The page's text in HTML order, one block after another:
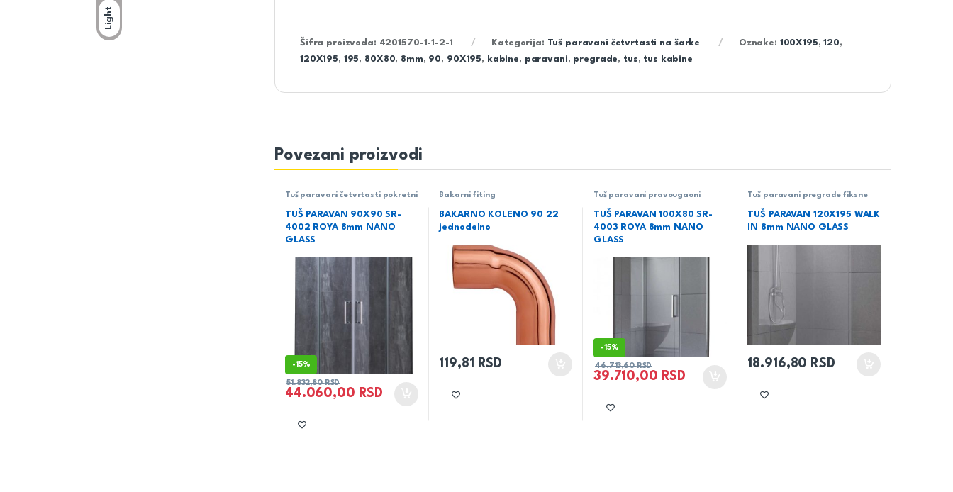
Light
Šifra proizvoda: 4201570-1-1-2-1 Kategorija: Tuš paravani četvrtasti na šarke Oznake: 100X195,120,
120X195, 195, 80X80, 8mm, 90, 90X195, kabine, paravani, pregrade, tus, tus kabine
Povezani proizvodi
Tuš paravani četvrtasti pokretni
TUŠ PARAVAN 90X90 SR-
4002 ROYA 8mm NANO
GLASS
-15%
44.060,00 RSD
51.832,80RSD
Bakarni fiting
BAKARNO KOLENO 90 22
jednodelno
119,81 RSD
Tuš paravani pravougaoni
TUŠ PARAVAN 100X80 SR-
4003 ROYA 8mm NANO
GLASS
-15%
39.710,00 RSD
46.713,60RSD
Tuš paravani pregrade fiksne
TUŠ PARAVAN 120X195 WALK
IN 8mm NANO GLASS
18.916,80 RSD